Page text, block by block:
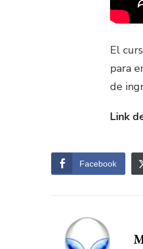
El
para
de
Link
Facebook